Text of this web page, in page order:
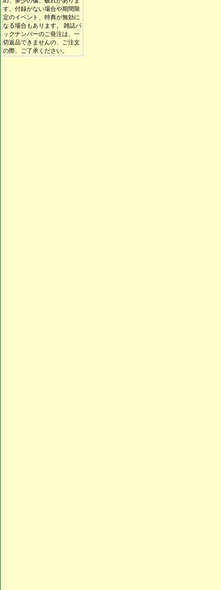
す。付録がない場合や期間限
定のイベント、特典が無効に
なる場合もあります。 雑誌バ
ックナンバーのご発注は、一
切返品できませんの、ご注文
の際、ご了承ください。